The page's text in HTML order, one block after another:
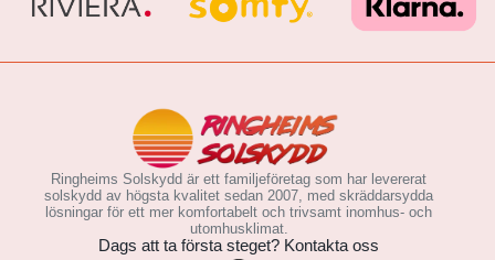
Ringheims Solskydd är ett familjeföretag som har levererat
solskydd av högsta kvalitet sedan 2007, med skräddarsydda
lösningar för ett mer komfortabelt och trivsamt inomhus- och
utomhusklimat.
Dags att ta första steget? Kontakta oss